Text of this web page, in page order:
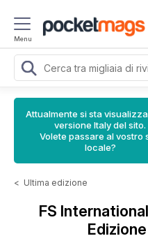
Menu
Attualmente si sta
versione Italy del sito.
Volete passare al vostro
locale?
< Ultima edizione
FS